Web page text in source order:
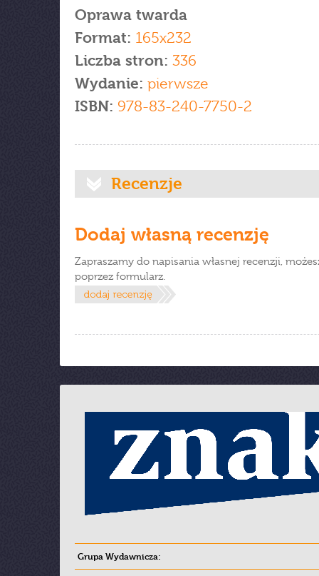
Oprawa twarda
Format: 165x232
Liczba stron: 336
Wydanie: pierwsze
ISBN: 978-83-240-7750-2
Recenzje
Dodaj własną recenzję
Zapraszamy do napisania własnej recenzji,
poprzez formularz.
Grupa Wydawnicza: